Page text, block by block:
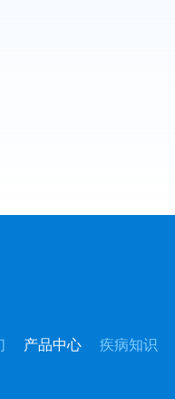
产品中心 疾病知识